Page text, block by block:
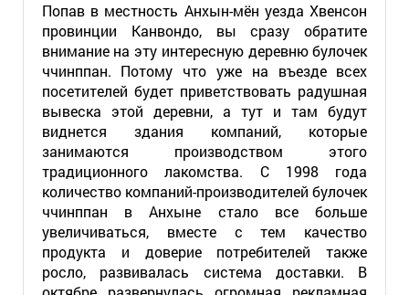
Попав в местность Анхын-мён уезда Хвенсон
провинции Канвондо, вы сразу обратите
внимание на эту интересную деревню булочек
ччинппан. Потому что уже на въезде всех
посетителей будет приветствовать радушная
вывеска этой деревни, а тут и там будут
виднется здания компаний, которые
занимаются производством этого
традиционного лакомства. С 1998 года
количество компаний-производителей булочек
ччинппан в Анхыне стало все больше
увеличиваться, вместе с тем качество
продукта и доверие потребителей также
росло, развивалась система доставки. В